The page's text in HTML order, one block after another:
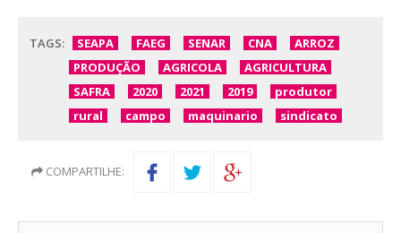
TAGS: SEAPA FAEG SENAR CNA
ARROZ
PRODUÇÃO
AGRICOLA
AGRICULTURA
SAFRA
2020 2021 2019
produtor
rural
campo maquinario sindicato
COMPARTILHE: